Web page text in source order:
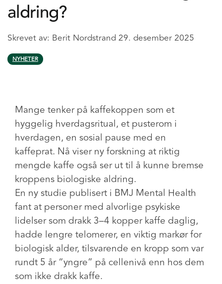
aldring?
Skrevet av: Berit Nordstrand29. desember 2025
NYHETER
Mange tenker på kaffekoppen som et
hyggelig hverdagsritual, et pusterom i
hverdagen, en sosial pause med en
kaffeprat. Nå viser ny forskning at riktig
mengde kaffe også ser ut til å kunne bremse
kroppens biologiske aldring.
En ny studie publisert i BMJ Mental Health
fant at personer med alvorlige psykiske
lidelser som drakk 3–4 kopper kaffe daglig,
hadde lengre telomerer, en viktig markør for
biologisk alder, tilsvarende en kropp som var
rundt 5 år “yngre” på cellenivå enn hos dem
som ikke drakk kaffe.